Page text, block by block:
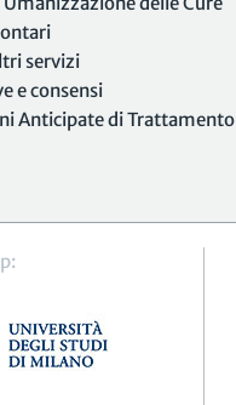
servizi
e consensi
Anticipate di Trattamento